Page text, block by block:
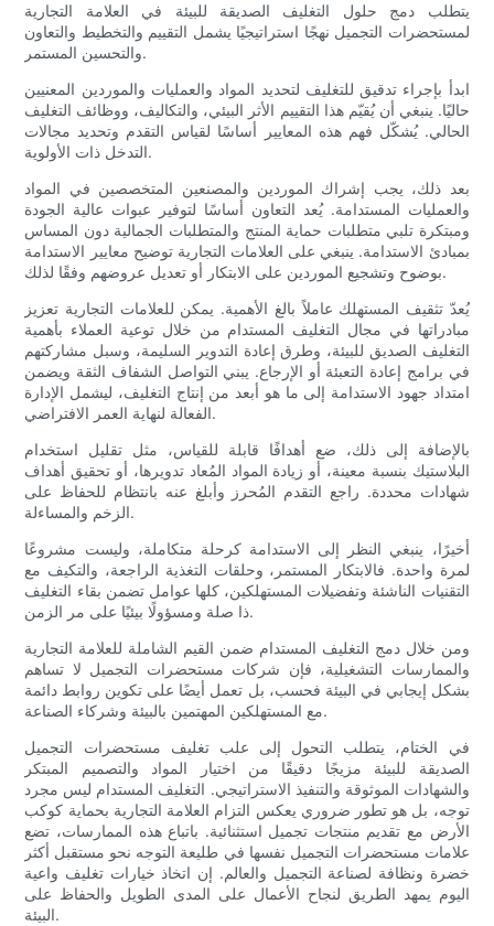
يتطلب دمج حلول التغليف الصديقة للبيئة في العلامة التجارية
لمستحضرات التجميل نهجًا استراتيجيًا يشمل التقييم والتخطيط والتعاون
والتحسين المستمر.
ابدأ بإجراء تدقيق للتغليف لتحديد المواد والعمليات والموردين المعنيين
حاليًا. ينبغي أن يُقيّم هذا التقييم الأثر البيئي، والتكاليف، ووظائف التغليف
الحالي. يُشكّل فهم هذه المعايير أساسًا لقياس التقدم وتحديد مجالات
التدخل ذات الأولوية.
بعد ذلك، يجب إشراك الموردين والمصنعين المتخصصين في المواد
والعمليات المستدامة. يُعد التعاون أساسًا لتوفير عبوات عالية الجودة
ومبتكرة تلبي متطلبات حماية المنتج والمتطلبات الجمالية دون المساس
بمبادئ الاستدامة. ينبغي على العلامات التجارية توضيح معايير الاستدامة
بوضوح وتشجيع الموردين على الابتكار أو تعديل عروضهم وفقًا لذلك.
يُعدّ تثقيف المستهلك عاملاً بالغ الأهمية. يمكن للعلامات التجارية تعزيز
مبادراتها في مجال التغليف المستدام من خلال توعية العملاء بأهمية
التغليف الصديق للبيئة، وطرق إعادة التدوير السليمة، وسبل مشاركتهم
في برامج إعادة التعبئة أو الإرجاع. يبني التواصل الشفاف الثقة ويضمن
امتداد جهود الاستدامة إلى ما هو أبعد من إنتاج التغليف، ليشمل الإدارة
الفعالة لنهاية العمر الافتراضي.
بالإضافة إلى ذلك، ضع أهدافًا قابلة للقياس، مثل تقليل استخدام
البلاستيك بنسبة معينة، أو زيادة المواد المُعاد تدويرها، أو تحقيق أهداف
شهادات محددة. راجع التقدم المُحرز وأبلغ عنه بانتظام للحفاظ على
الزخم والمساءلة.
أخيرًا، ينبغي النظر إلى الاستدامة كرحلة متكاملة، وليست مشروعًا
لمرة واحدة. فالابتكار المستمر، وحلقات التغذية الراجعة، والتكيف مع
التقنيات الناشئة وتفضيلات المستهلكين، كلها عوامل تضمن بقاء التغليف
ذا صلة ومسؤولًا بيئيًا على مر الزمن.
ومن خلال دمج التغليف المستدام ضمن القيم الشاملة للعلامة التجارية
والممارسات التشغيلية، فإن شركات مستحضرات التجميل لا تساهم
بشكل إيجابي في البيئة فحسب، بل تعمل أيضًا على تكوين روابط دائمة
مع المستهلكين المهتمين بالبيئة وشركاء الصناعة.
في الختام، يتطلب التحول إلى علب تغليف مستحضرات التجميل
الصديقة للبيئة مزيجًا دقيقًا من اختيار المواد والتصميم المبتكر
والشهادات الموثوقة والتنفيذ الاستراتيجي. التغليف المستدام ليس مجرد
توجه، بل هو تطور ضروري يعكس التزام العلامة التجارية بحماية كوكب
الأرض مع تقديم منتجات تجميل استثنائية. باتباع هذه الممارسات، تضع
علامات مستحضرات التجميل نفسها في طليعة التوجه نحو مستقبل أكثر
خضرة ونظافة لصناعة التجميل والعالم. إن اتخاذ خيارات تغليف واعية
اليوم يمهد الطريق لنجاح الأعمال على المدى الطويل والحفاظ على
البيئة.